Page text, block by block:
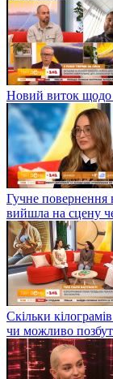
Новий виток щодо
Гучне повернення
вийшла на сцену
Скільки
чи можливо